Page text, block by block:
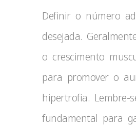
Definir o número
desejada.
o crescimento
para promover o
hipertrofia.
fundamental para